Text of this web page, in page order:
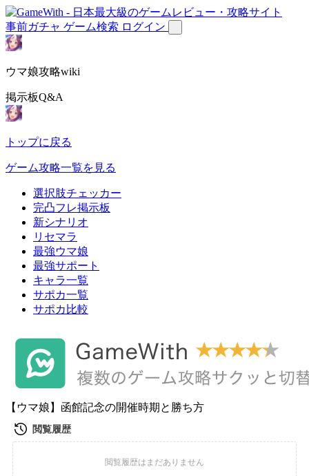
事前ガチャ ゲーム検索 ログイン
ウマ娘攻略wiki
掲示板Q&A
トップに戻る
ゲーム攻略一覧を見る
選択肢チェッカー
完凸フレ掲示板
新シナリオ
リセマラ
最強ウマ娘
最強サポート
キャラ一覧
サポカ一覧
サポカ比較
【ウマ娘】函館記念の開催時期と勝ち方